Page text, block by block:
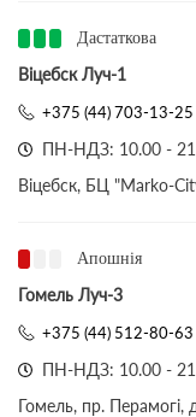
Дастаткова
Віцебск Луч-1
+375 (44) 703-13-25
ПН-НДЗ: 10.00 -
Віцебск, БЦ "Marko-
Апошнія
Гомель Луч-3
+375 (44) 512-80-63
ПН-НДЗ: 10.00 -
Гомель, пр. Перамогі,